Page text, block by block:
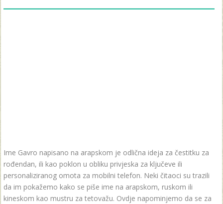
Ime Gavro napisano na arapskom je odlična ideja za čestitku za
rođendan, ili kao poklon u obliku privjeska za ključeve ili
personaliziranog omota za mobilni telefon. Neki čitaoci su trazili
da im pokažemo kako se piše ime na arapskom, ruskom ili
kineskom kao mustru za tetovažu. Ovdje napominjemo da se za